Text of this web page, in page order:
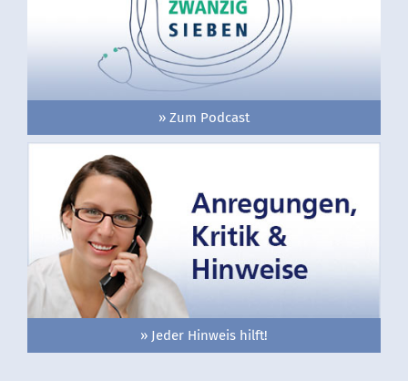
» Zum Podcast
» Jeder Hinweis hilft!